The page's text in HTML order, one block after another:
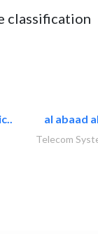
classification
al abaad
Telecom